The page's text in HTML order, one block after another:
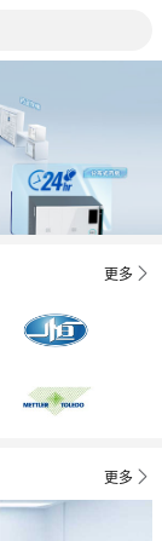
更多 
更多 